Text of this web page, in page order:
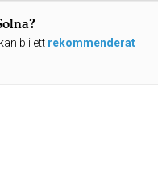
bli ett rekommenderat